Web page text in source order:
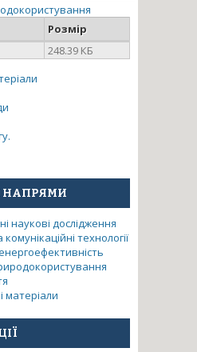
Розмір
248.39 КБ
НАПРЯМИ
наукові дослідження
технології
матеріали